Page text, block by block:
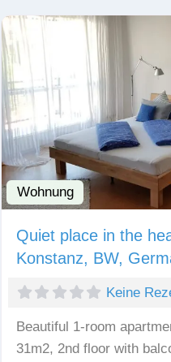
Wohnung
Quiet place in the
Konstanz, BW,
Keine
Beautiful 1-room
31m2, 2nd floor with